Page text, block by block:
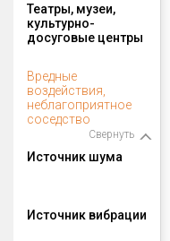
Театры, музеи,
культурно-
досуговые центры
Вредные
воздействия,
неблагоприятное
соседство
Свернуть
Источник шума
Источник вибрации